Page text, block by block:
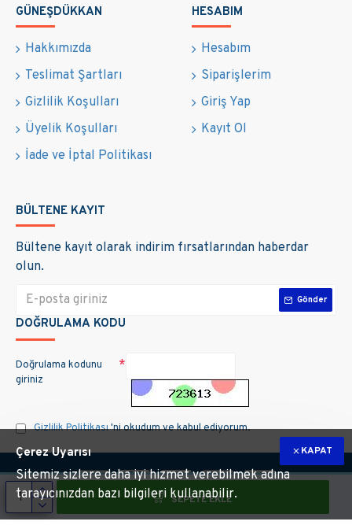
SEPETE EKLE
GÜNEŞDÜKKAN
Hakkımızda
Teslimat Şartları
Gizlilik Koşulları
Üyelik Koşulları
İade ve İptal Politikası
HESABIM
Hesabım
Siparişlerim
Giriş Yap
Kayıt Ol
BÜLTENE KAYIT
Bültene kayıt olarak indirim fırsatlarından haberdar
olun.
Gönder
DOĞRULAMA KODU
Doğrulama kodunu
giriniz
Gizlilik Politikası'ni okudum ve kabul ediyorum.
hakları saklıdır. Site üzerinde kullanılan markalara ait tüm materyallerin telif
KAPAT
Çerez Uyarısı
Sitemiz sizlere daha iyi hizmet verebilmek adına
tarayıcınızdan bazı bilgileri kullanabilir.